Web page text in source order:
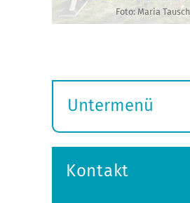
Foto: Maria
Untermenü
öffnen
Kontakt